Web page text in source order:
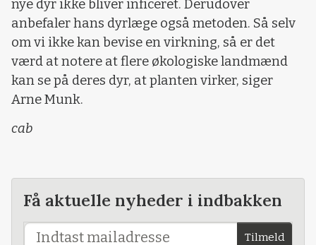
nye dyr ikke bliver inficeret. Derudover
anbefaler hans dyrlæge også metoden. Så selv
om vi ikke kan bevise en virkning, så er det
værd at notere at flere økologiske landmænd
kan se på deres dyr, at planten virker, siger
Arne Munk.
cab
Få aktuelle nyheder i indbakken
Tilmeld